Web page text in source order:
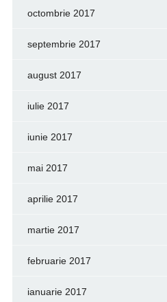
octombrie 2017
septembrie 2017
august 2017
iulie 2017
iunie 2017
mai 2017
aprilie 2017
martie 2017
februarie 2017
ianuarie 2017